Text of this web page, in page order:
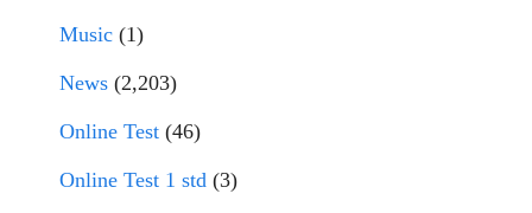
Music (1)
News (2,203)
Online Test (46)
Online Test 1 std (3)